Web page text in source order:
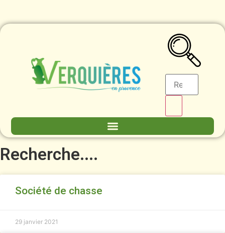
Recherche....
Société de chasse
29 janvier 2021